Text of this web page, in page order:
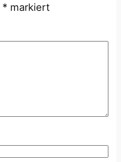
* markiert